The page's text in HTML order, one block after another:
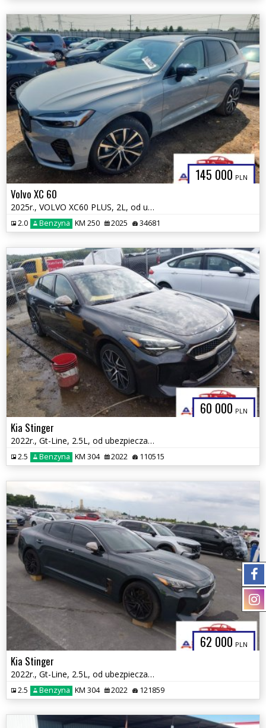
145 000 PLN
Volvo XC 60
2025r., VOLVO XC60 PLUS, 2L, od ubezpieczalni
2.0 Benzyna KM 250 2025 34681
60 000 PLN
Kia Stinger
2022r., Gt-Line, 2.5L, od ubezpieczalni
2.5 Benzyna KM 304 2022 110515
62 000 PLN
Kia Stinger
2022r., Gt-Line, 2.5L, od ubezpieczalni
2.5 Benzyna KM 304 2022 121859